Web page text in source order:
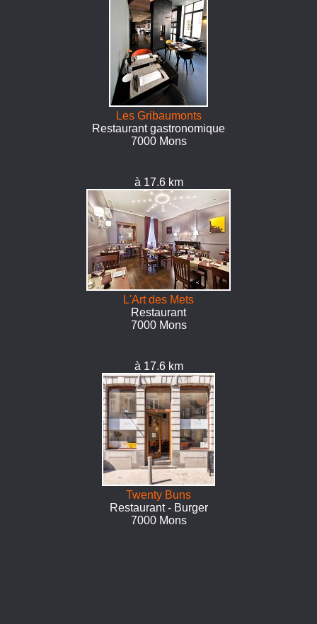
Les Gribaumonts
Restaurant gastronomique
7000 Mons
à 17.6 km
L'Art des Mets
Restaurant
7000 Mons
à 17.6 km
Twenty Buns
Restaurant - Burger
7000 Mons